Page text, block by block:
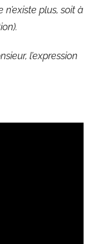
plus, soit à
l’expression